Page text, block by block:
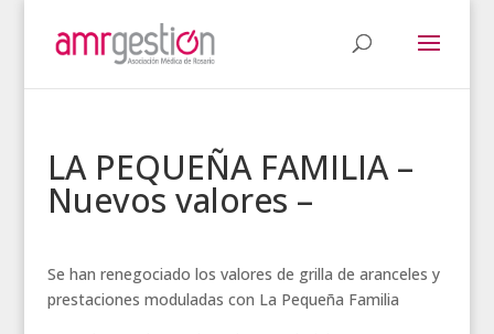
LA PEQUEÑA FAMILIA –
Nuevos valores –
Se han renegociado los valores de grilla de aranceles y
prestaciones moduladas con La Pequeña Familia